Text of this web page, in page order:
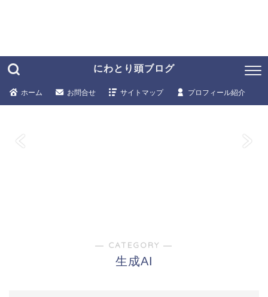
にわとり頭ブログ
ホーム お問合せ サイトマップ プロフィール紹介
― CATEGORY ―
生成AI